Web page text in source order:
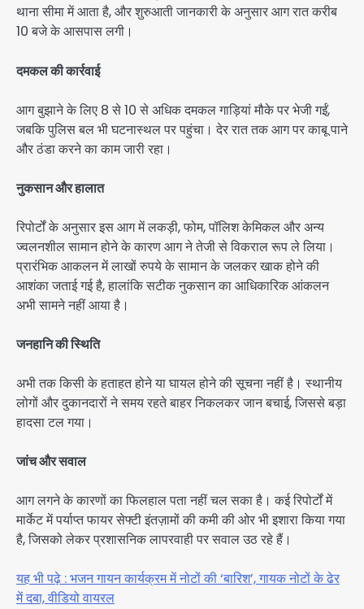
थाना सीमा में आता है, और शुरुआती जानकारी के अनुसार आग रात करीब
10 बजे के आसपास लगी।
दमकल की कार्रवाई
आग बुझाने के लिए 8 से 10 से अधिक दमकल गाड़ियां मौके पर भेजी गईं,
जबकि पुलिस बल भी घटनास्थल पर पहुंचा। देर रात तक आग पर काबू पाने
और ठंडा करने का काम जारी रहा।
नुकसान और हालात
रिपोर्टों के अनुसार इस आग में लकड़ी, फोम, पॉलिश केमिकल और अन्य
ज्वलनशील सामान होने के कारण आग ने तेजी से विकराल रूप ले लिया।
प्रारंभिक आकलन में लाखों रुपये के सामान के जलकर खाक होने की
आशंका जताई गई है, हालांकि सटीक नुकसान का आधिकारिक आंकलन
अभी सामने नहीं आया है।
जनहानि की स्थिति
अभी तक किसी के हताहत होने या घायल होने की सूचना नहीं है। स्थानीय
लोगों और दुकानदारों ने समय रहते बाहर निकलकर जान बचाई, जिससे बड़ा
हादसा टल गया।
जांच और सवाल
आग लगने के कारणों का फिलहाल पता नहीं चल सका है। कई रिपोर्टों में
मार्केट में पर्याप्त फायर सेफ्टी इंतज़ामों की कमी की ओर भी इशारा किया गया
है, जिसको लेकर प्रशासनिक लापरवाही पर सवाल उठ रहे हैं।
यह भी पढ़े : भजन गायन कार्यक्रम में नोटों की ‘बारिश’, गायक नोटों के ढेर
में दबा, वीडियो वायरल